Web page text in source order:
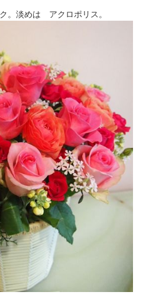
。淡めは アクロポリス。